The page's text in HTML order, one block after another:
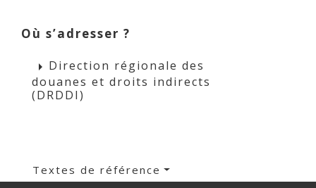
Où s’adresser ?
arrow_right Direction régionale des
douanes et droits indirects
(DRDDI)
Textes de référence